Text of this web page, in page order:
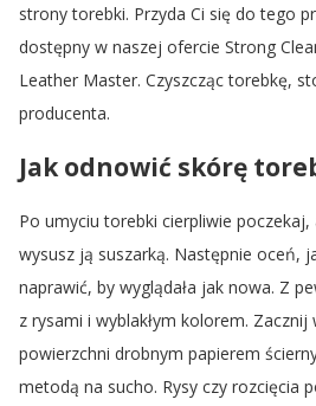
strony torebki. Przyda Ci się do tego
dostępny w naszej ofercie Strong
Leather Master. Czyszcząc torebkę,
producenta.
Jak odnowić skórę
Po umyciu torebki cierpliwie
wysusz ją suszarką. Następnie oceń,
naprawić, by wyglądała jak nowa. Z
z rysami i wyblakłym kolorem.
powierzchni drobnym papierem
metodą na sucho. Rysy czy rozcięcia